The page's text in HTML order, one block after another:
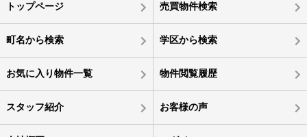
トップページ 売買物件検索
町名から検索 学区から検索
お気に入り物件一覧 物件閲覧履歴
スタッフ紹介 お客様の声